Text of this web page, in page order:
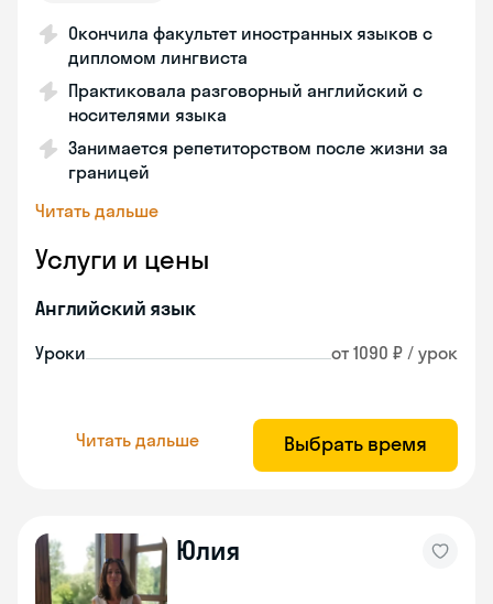
Окончила факультет иностранных языков с
дипломом лингвиста
Практиковала разговорный английский с
носителями языка
Занимается репетиторством после жизни за
границей
Читать дальше
Услуги и цены
Английский язык
Уроки от 1090 ₽ / урок
Читать дальше Выбрать время
Юлия